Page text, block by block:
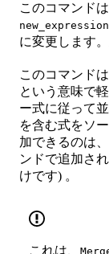
このコマンド
new_expression
に変更します
このコマンド
という意味で
ー式に従って
を含む式をソ
加できるのは
ンドで追加さ
けです) 。
これは、